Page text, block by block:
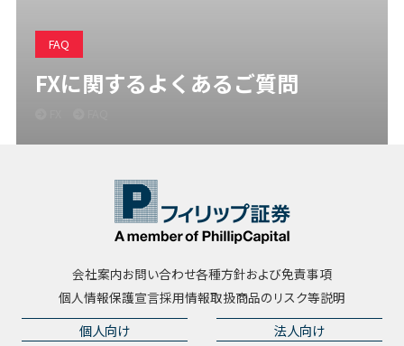
FAQ
FXに関するよくあるご質問
会社案内お問い合わせ各種方針および免責事項
個人情報保護宣言採用情報取扱商品のリスク等説明
個人向け 法人向け